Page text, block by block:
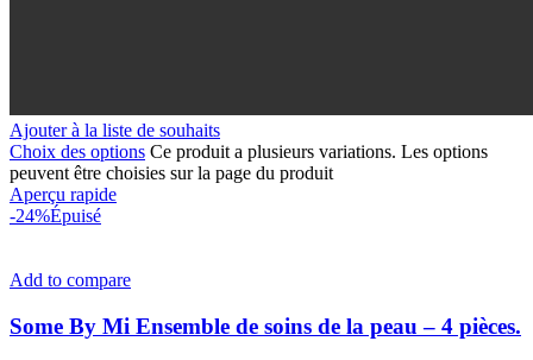
Ajouter à la liste de souhaits
Choix des options Ce produit a plusieurs variations. Les options
peuvent être choisies sur la page du produit
Aperçu rapide
-24%Épuisé
Add to compare
Some By Mi Ensemble de soins de la peau – 4 pièces.